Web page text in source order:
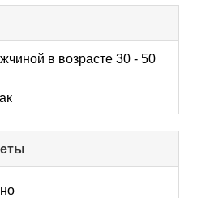
в возрасте 30 - 50
to